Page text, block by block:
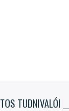
TUDNIVALÓI